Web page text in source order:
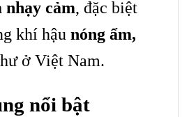
nhạy cảm, đặc biệt
khí hậu nóng ẩm,
ở Việt Nam.
nổi bật